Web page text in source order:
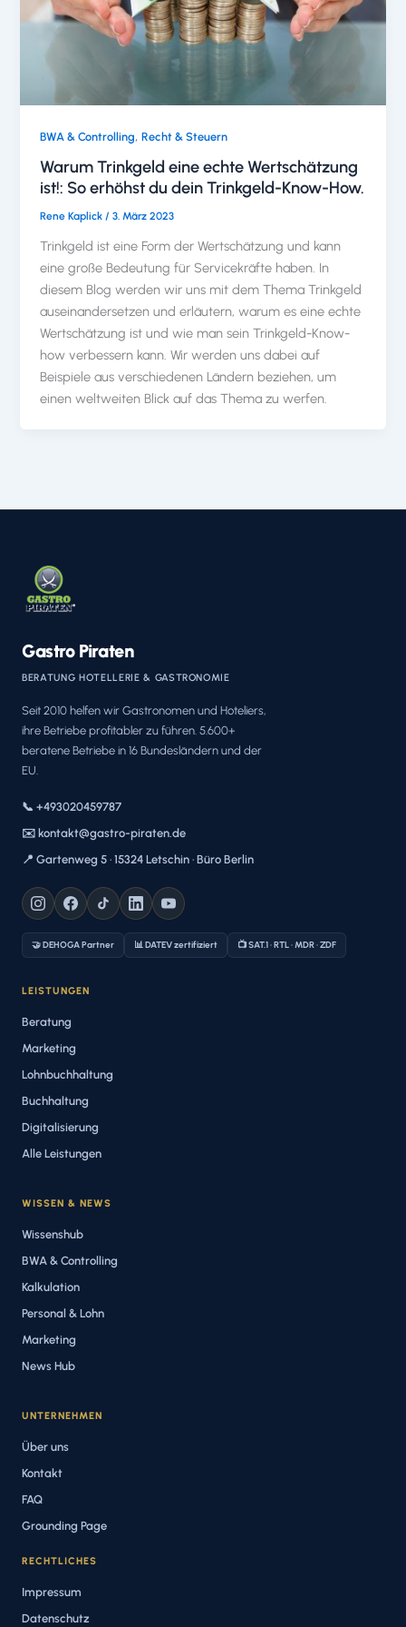
BWA & Controlling,Recht & Steuern
Warum Trinkgeld eine echte Wertschätzung
ist!: So erhöhst du dein Trinkgeld-Know-How.
Rene Kaplick/3. März 2023
Trinkgeld ist eine Form der Wertschätzung und kann
eine große Bedeutung für Servicekräfte haben. In
diesem Blog werden wir uns mit dem Thema Trinkgeld
auseinandersetzen und erläutern, warum es eine echte
Wertschätzung ist und wie man sein Trinkgeld-Know-
how verbessern kann. Wir werden uns dabei auf
Beispiele aus verschiedenen Ländern beziehen, um
einen weltweiten Blick auf das Thema zu werfen.
Gastro Piraten
BERATUNG HOTELLERIE & GASTRONOMIE
Seit 2010 helfen wir Gastronomen und Hoteliers,
ihre Betriebe profitabler zu führen. 5.600+
beratene Betriebe in 16 Bundesländern und der
EU.
📞 +493020459787
✉️ kontakt@gastro-piraten.de
📍 Gartenweg 5 · 15324 Letschin · Büro Berlin
🤝 DEHOGA Partner 📊 DATEV zertifiziert 📺 SAT.1 · RTL · MDR · ZDF
LEISTUNGEN
Beratung
Marketing
Lohnbuchhaltung
Buchhaltung
Digitalisierung
Alle Leistungen
WISSEN & NEWS
Wissenshub
BWA & Controlling
Kalkulation
Personal & Lohn
Marketing
News Hub
UNTERNEHMEN
Über uns
Kontakt
FAQ
Grounding Page
RECHTLICHES
Impressum
Datenschutz